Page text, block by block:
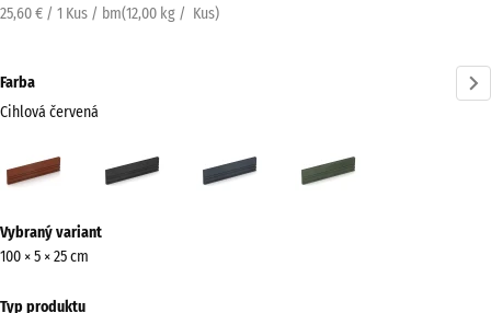
25,60 € / 1 Kus / bm(12,00 kg / Kus)
Farba
Cihlová červená
červená
informácií
o
Vybraný variant
100 × 5 × 25 cm
Typ produktu